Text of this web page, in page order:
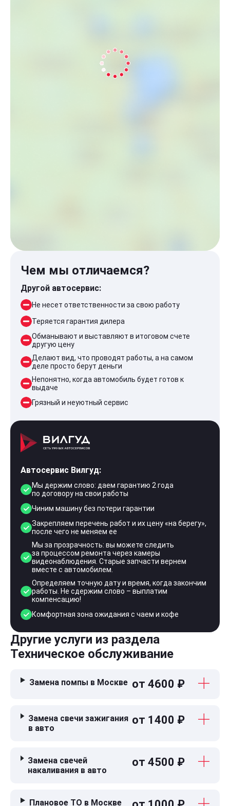
Чем мы отличаемся?
Другой автосервис:
Не несет ответственности за свою работу
Теряется гарантия дилера
Обманывают и выставляют в итоговом счете
другую цену
Делают вид, что проводят работы, а на самом
деле просто берут деньги
Непонятно, когда автомобиль будет готов к
выдаче
Грязный и неуютный сервис
Автосервис Вилгуд:
Мы держим слово: даем гарантию 2 года
по договору на свои работы
Чиним машину без потери гарантии
Закрепляем перечень работ и их цену «на берегу»,
после чего не меняем ее
Мы за прозрачность: вы можете следить
за процессом ремонта через камеры
видеонаблюдения. Старые запчасти вернем
вместе с автомобилем.
Определяем точную дату и время, когда закончим
работы. Не сдержим слово – выплатим
компенсацию!
Комфортная зона ожидания с чаем и кофе
Другие услуги из раздела
Техническое обслуживание
Замена помпы в Москве от 4600 ₽
Замена свечи зажигания
в авто
от 1400 ₽
Замена свечей
накаливания в авто
от 4500 ₽
Плановое ТО в Москве